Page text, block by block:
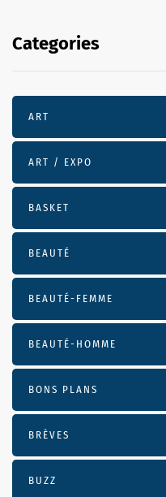
Categories
ART
ART / EXPO
BASKET
BEAUTÉ
BEAUTÉ-FEMME
BEAUTÉ-HOMME
BONS PLANS
BRÈVES
BUZZ